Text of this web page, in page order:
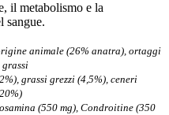
il metabolismo e la
sangue.
animale (26% anatra), ortaggi
grassi grezzi (4,5%), ceneri
(550 mg), Condroitine (350